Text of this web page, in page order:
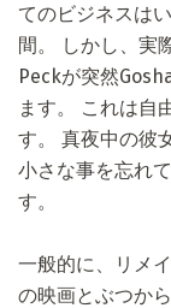
てのビジネスは
間。 しかし、実
Peckが突然
ます。 これは自
す。 真夜中の彼
小さな事を忘れ
す。
一般的に、リメ
の映画とぶつか